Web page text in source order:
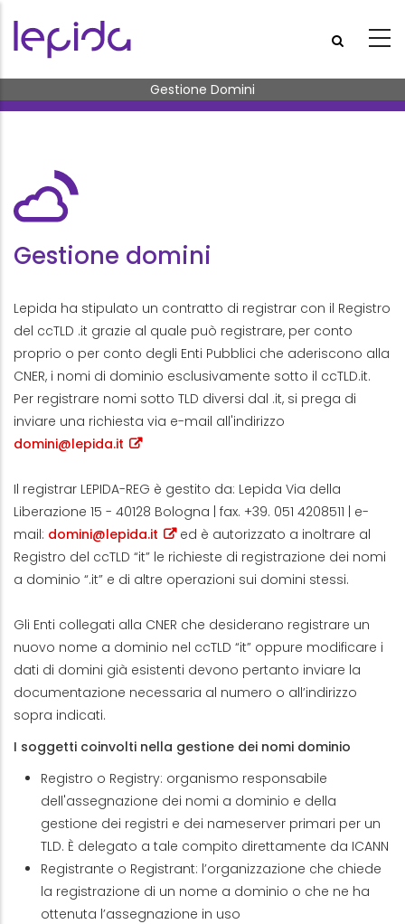
Briciole di pane
Gestione Domini
Gestione domini
Lepida ha stipulato un contratto di registrar con il Registro
del ccTLD .it grazie al quale può registrare, per conto
proprio o per conto degli Enti Pubblici che aderiscono alla
CNER, i nomi di dominio esclusivamente sotto il ccTLD.it.
Per registrare nomi sotto TLD diversi dal .it, si prega di
inviare una richiesta via e-mail all'indirizzo
domini@lepida.it
Il registrar LEPIDA-REG è gestito da: Lepida Via della
Liberazione 15 - 40128 Bologna | fax. +39. 051 4208511 | e-
mail: domini@lepida.it
ed è autorizzato a inoltrare al
Registro del ccTLD “it” le richieste di registrazione dei nomi
a dominio “.it” e di altre operazioni sui domini stessi.
Gli Enti collegati alla CNER che desiderano registrare un
nuovo nome a dominio nel ccTLD “it” oppure modificare i
dati di domini già esistenti devono pertanto inviare la
documentazione necessaria al numero o all’indirizzo
sopra indicati.
I soggetti coinvolti nella gestione dei nomi dominio
Registro o Registry: organismo responsabile
dell'assegnazione dei nomi a dominio e della
gestione dei registri e dei nameserver primari per un
TLD. È delegato a tale compito direttamente da ICANN
Registrante o Registrant: l’organizzazione che chiede
la registrazione di un nome a dominio o che ne ha
ottenuta l’assegnazione in uso